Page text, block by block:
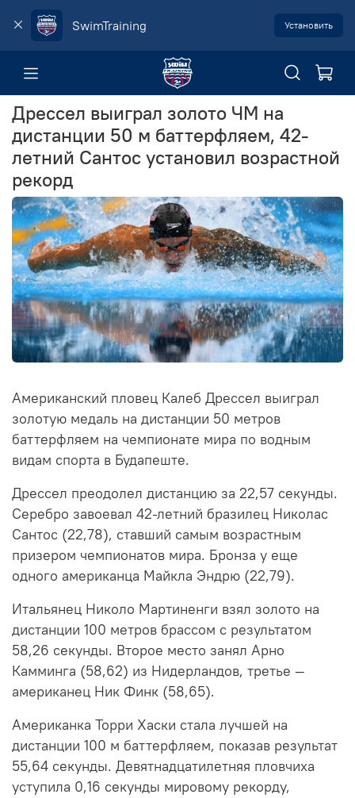
SwimTraining Установить
Дрессел выиграл золото ЧМ на
дистанции 50 м баттерфляем, 42-
летний Сантос установил возрастной
рекорд
Американский пловец Калеб Дрессел выиграл
золотую медаль на дистанции 50 метров
баттерфляем на чемпионате мира по водным
видам спорта в Будапеште.
Дрессел преодолел дистанцию за 22,57 секунды.
Серебро завоевал 42-летний бразилец Николас
Сантос (22,78), ставший самым возрастным
призером чемпионатов мира. Бронза у еще
одного американца Майкла Эндрю (22,79).
Итальянец Николо Мартиненги взял золото на
дистанции 100 метров брассом с результатом
58,26 секунды. Второе место занял Арно
Камминга (58,62) из Нидерландов, третье —
американец Ник Финк (58,65).
Американка Торри Хаски стала лучшей на
дистанции 100 м баттерфляем, показав результат
55,64 секунды. Девятнадцатилетняя пловчиха
уступила 0,16 секунды мировому рекорду,